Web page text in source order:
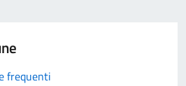
frequenti